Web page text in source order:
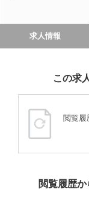
求人情報
この求
閲覧履
閲覧履歴